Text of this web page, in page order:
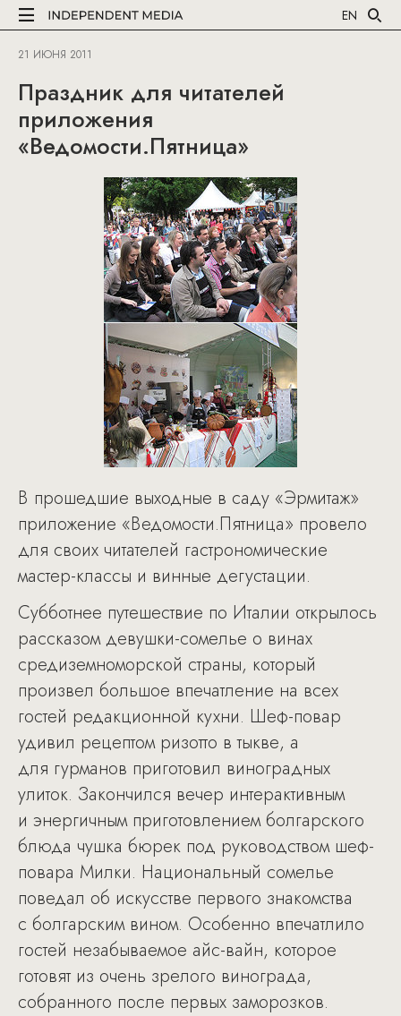
EN
21 ИЮНЯ 2011
Праздник для читателей
приложения
«Ведомости.Пятница»
В прошедшие выходные в саду «Эрмитаж»
приложение «Ведомости.Пятница» провело
для своих читателей гастрономические
мастер-классы и винные дегустации.
Субботнее путешествие по Италии открылось
рассказом девушки-сомелье о винах
средиземноморской страны, который
произвел большое впечатление на всех
гостей редакционной кухни. Шеф-повар
удивил рецептом ризотто в тыкве, а
для гурманов приготовил виноградных
улиток. Закончился вечер интерактивным
и энергичным приготовлением болгарского
блюда чушка бюрек под руководством шеф-
повара Милки. Национальный сомелье
поведал об искусстве первого знакомства
с болгарским вином. Особенно впечатлило
гостей незабываемое айс-вайн, которое
готовят из очень зрелого винограда,
собранного после первых заморозков.